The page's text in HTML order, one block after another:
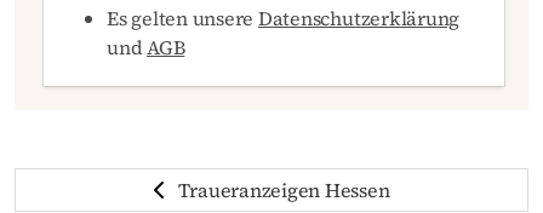
Es gelten unsere Datenschutzerklärung
undAGB
Traueranzeigen Hessen